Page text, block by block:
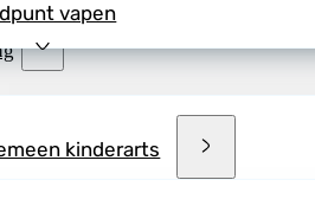
vapen
kinderarts